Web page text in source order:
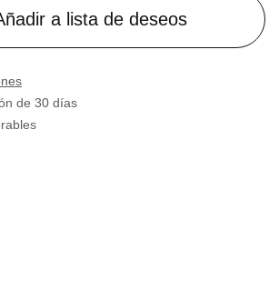
a lista de deseos
de 30 días